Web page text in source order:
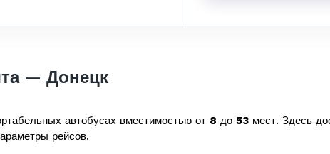
— Донецк
автобусах вместимостью от 8 до 53 мест. Здесь
рейсов.